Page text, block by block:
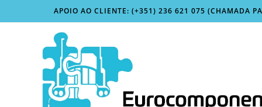
to
APOIO AO CLIENTE: (+351) 236 621 075 (CHAMADA